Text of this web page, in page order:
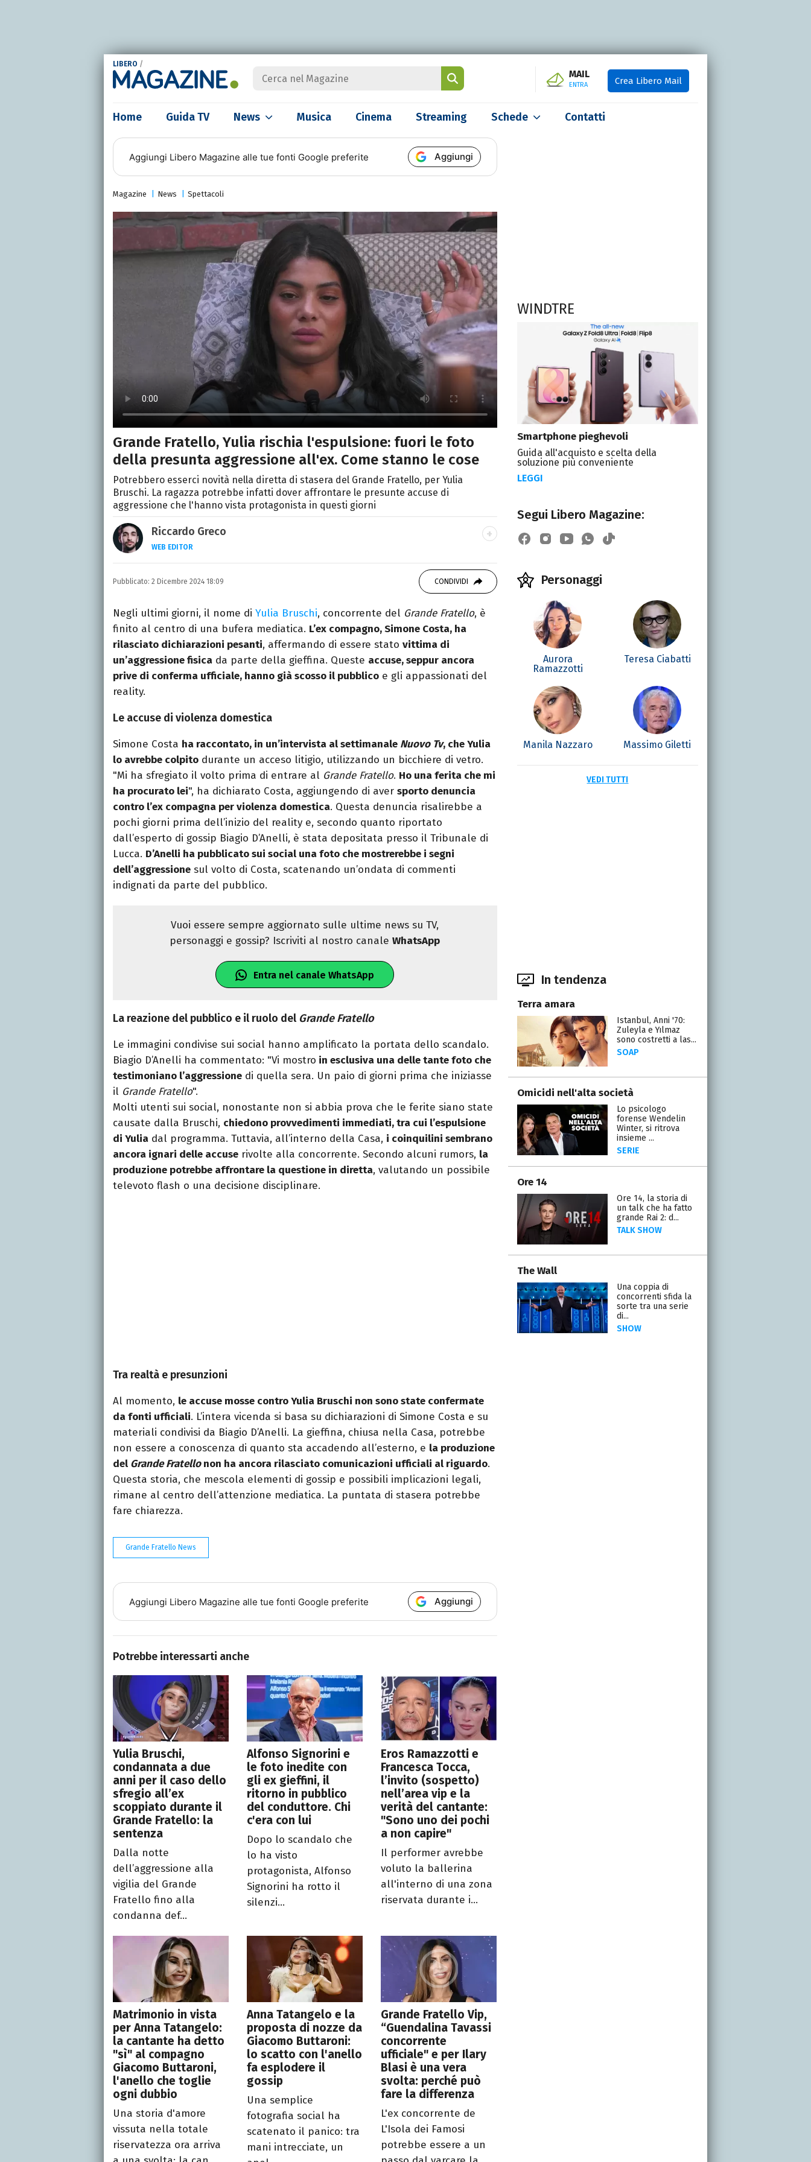
LIBERO /
MAIL
ENTRA Crea Libero Mail
Home Guida TV News Musica Cinema Streaming Schede Contatti
Aggiungi Libero Magazine alle tue fonti Google preferite Aggiungi
Magazine News Spettacoli
Grande Fratello, Yulia rischia l'espulsione: fuori le foto
della presunta aggressione all'ex. Come stanno le cose
Potrebbero esserci novità nella diretta di stasera del Grande Fratello, per Yulia
Bruschi. La ragazza potrebbe infatti dover affrontare le presunte accuse di
aggressione che l'hanno vista protagonista in questi giorni
Riccardo Greco
WEB EDITOR
LINKEDIN
Si avvicina all'editoria studiando all'IED come Fashion Editor. Si
specializza poi in Comunicazione digitale, Giornalismo e Nuovi media
presso La Sapienza, collaborando con alcune testate ed uffici stampa.
Pubblicato: 2 Dicembre 2024 18:09 CONDIVIDI
Negli ultimi giorni, il nome di Yulia Bruschi, concorrente del Grande Fratello, è
finito al centro di una bufera mediatica. L’ex compagno, Simone Costa, ha
rilasciato dichiarazioni pesanti, affermando di essere stato vittima di
un’aggressione fisica da parte della gieffina. Queste accuse, seppur ancora
prive di conferma ufficiale, hanno già scosso il pubblico e gli appassionati del
reality.
Le accuse di violenza domestica
Simone Costa ha raccontato, in un’intervista al settimanale Nuovo Tv, che Yulia
lo avrebbe colpito durante un acceso litigio, utilizzando un bicchiere di vetro.
"Mi ha sfregiato il volto prima di entrare al Grande Fratello. Ho una ferita che mi
ha procurato lei", ha dichiarato Costa, aggiungendo di aver sporto denuncia
contro l’ex compagna per violenza domestica. Questa denuncia risalirebbe a
pochi giorni prima dell’inizio del reality e, secondo quanto riportato
dall’esperto di gossip Biagio D’Anelli, è stata depositata presso il Tribunale di
Lucca. D’Anelli ha pubblicato sui social una foto che mostrerebbe i segni
dell’aggressione sul volto di Costa, scatenando un’ondata di commenti
indignati da parte del pubblico.
Vuoi essere sempre aggiornato sulle ultime news su TV,
personaggi e gossip? Iscriviti al nostro canaleWhatsApp
Entra nel canale WhatsApp
La reazione del pubblico e il ruolo del Grande Fratello
Le immagini condivise sui social hanno amplificato la portata dello scandalo.
Biagio D’Anelli ha commentato: "Vi mostro in esclusiva una delle tante foto che
testimoniano l’aggressione di quella sera. Un paio di giorni prima che iniziasse
il Grande Fratello".
Molti utenti sui social, nonostante non si abbia prova che le ferite siano state
causate dalla Bruschi, chiedono provvedimenti immediati, tra cui l’espulsione
di Yulia dal programma. Tuttavia, all’interno della Casa, i coinquilini sembrano
ancora ignari delle accuse rivolte alla concorrente. Secondo alcuni rumors, la
produzione potrebbe affrontare la questione in diretta, valutando un possibile
televoto flash o una decisione disciplinare.
Tra realtà e presunzioni
Al momento, le accuse mosse contro Yulia Bruschi non sono state confermate
da fonti ufficiali. L’intera vicenda si basa su dichiarazioni di Simone Costa e su
materiali condivisi da Biagio D’Anelli. La gieffina, chiusa nella Casa, potrebbe
non essere a conoscenza di quanto sta accadendo all’esterno, e la produzione
del Grande Fratellonon ha ancora rilasciato comunicazioni ufficiali al riguardo.
Questa storia, che mescola elementi di gossip e possibili implicazioni legali,
rimane al centro dell’attenzione mediatica. La puntata di stasera potrebbe
fare chiarezza.
Grande Fratello News
Aggiungi Libero Magazine alle tue fonti Google preferite Aggiungi
Potrebbe interessarti anche
Yulia Bruschi,
condannata a due
anni per il caso dello
sfregio all’ex
scoppiato durante il
Grande Fratello: la
sentenza
Dalla notte
dell’aggressione alla
vigilia del Grande
Fratello fino alla
condanna def...
Alfonso Signorini e
le foto inedite con
gli ex gieffini, il
ritorno in pubblico
del conduttore. Chi
c'era con lui
Dopo lo scandalo che
lo ha visto
protagonista, Alfonso
Signorini ha rotto il
silenzi...
Eros Ramazzotti e
Francesca Tocca,
l’invito (sospetto)
nell’area vip e la
verità del cantante:
"Sono uno dei pochi
a non capire"
Il performer avrebbe
voluto la ballerina
all'interno di una zona
riservata durante i...
Matrimonio in vista
per Anna Tatangelo:
la cantante ha detto
"sì" al compagno
Giacomo Buttaroni,
l'anello che toglie
ogni dubbio
Una storia d'amore
vissuta nella totale
riservatezza ora arriva
Anna Tatangelo e la
proposta di nozze da
Giacomo Buttaroni:
lo scatto con l'anello
fa esplodere il
gossip
Una semplice
fotografia social ha
scatenato il panico: tra
mani intrecciate, un
Grande Fratello Vip,
“Guendalina Tavassi
concorrente
ufficiale" e per Ilary
Blasi è una vera
svolta: perché può
fare la differenza
L'ex concorrente de
L'Isola dei Famosi
potrebbe essere a un
WINDTRE
Smartphone pieghevoli
Guida all'acquisto e scelta della
soluzione più conveniente
LEGGI
Segui Libero Magazine:
Personaggi
Aurora
Ramazzotti
Teresa Ciabatti
Manila Nazzaro Massimo Giletti
VEDI TUTTI
In tendenza
Terra amara
Istanbul, Anni '70:
Zuleyla e Yılmaz
sono costretti a las...
SOAP
Omicidi nell'alta società
Lo psicologo
forense Wendelin
Winter, si ritrova
insieme ...
SERIE
Ore 14
Ore 14, la storia di
un talk che ha fatto
grande Rai 2: d...
TALK SHOW
The Wall
Una coppia di
concorrenti sfida la
sorte tra una serie
di...
SHOW